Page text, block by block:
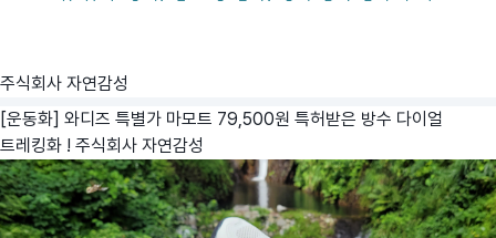
주식회사 자연감성
[운동화] 와디즈 특별가 마모트 79,500원 특허받은 방수 다이얼
트레킹화 ! 주식회사 자연감성